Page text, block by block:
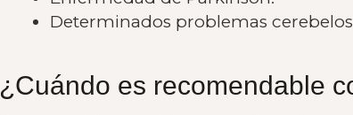
Determinados problemas
¿Cuándo es recomendable